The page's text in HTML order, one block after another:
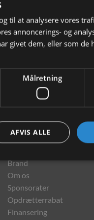
Brand
Om os
Sponsorater
Opdrætterrabat
Finansering
til at analysere vores
annoncerings- og
givet dem, eller som de
Målretning
AFVIS ALLE